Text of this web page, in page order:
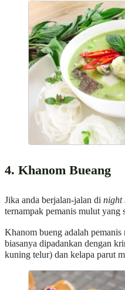
4. Khanom Bueang
Jika anda berjalan-jalan di night
ternampak pemanis mulut yang
Khanom bueng adalah pemanis
biasanya dipadankan dengan
kuning telur) dan kelapa parut